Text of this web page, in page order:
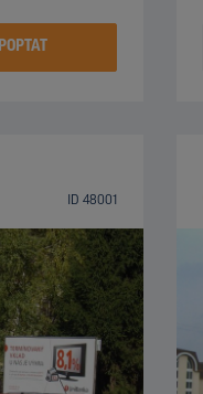
POPTAT
ID 48001